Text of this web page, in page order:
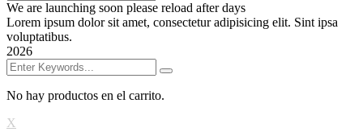
We are launching soon please reload after days
Lorem ipsum dolor sit amet, consectetur adipisicing elit. Sint ipsa
voluptatibus.
2026
No hay productos en el carrito.
X